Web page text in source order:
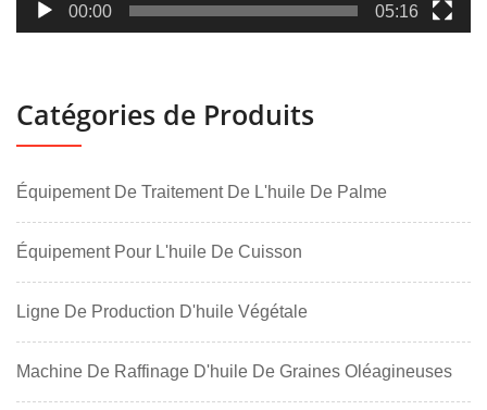
00:00 05:16
Catégories de Produits
Équipement De Traitement De L'huile De Palme
Équipement Pour L'huile De Cuisson
Ligne De Production D'huile Végétale
Machine De Raffinage D'huile De Graines Oléagineuses